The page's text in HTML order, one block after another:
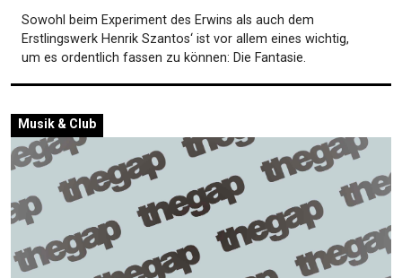
Sowohl beim Experiment des Erwins als auch dem
Erstlingswerk Henrik Szantos‘ ist vor allem eines wichtig,
um es ordentlich fassen zu können: Die Fantasie.
Musik & Club